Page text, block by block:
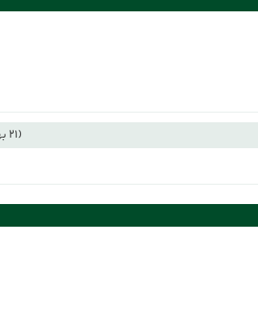
(21 بهمن 1404 ساعت : 13:00)